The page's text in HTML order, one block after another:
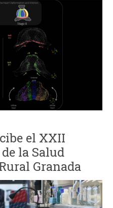
el XXII
la Salud
Granada